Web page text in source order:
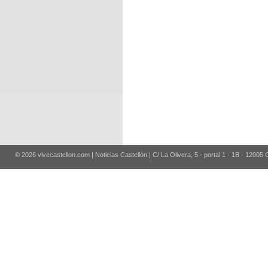
© 2026 vivecastellon.com | Noticias Castellón | C/ La Olivera, 5 - portal 1 - 1B - 12005